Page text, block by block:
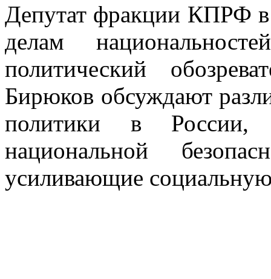
Депутат фракции КПРФ
делам
политический
Бирюков обсуждают
политики в
национальной
усиливающие